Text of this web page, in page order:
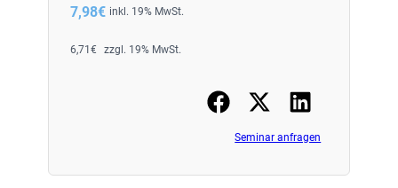
7,98€ inkl. 19% MwSt.
6,71 € zzgl. 19% MwSt.
Seminar anfragen